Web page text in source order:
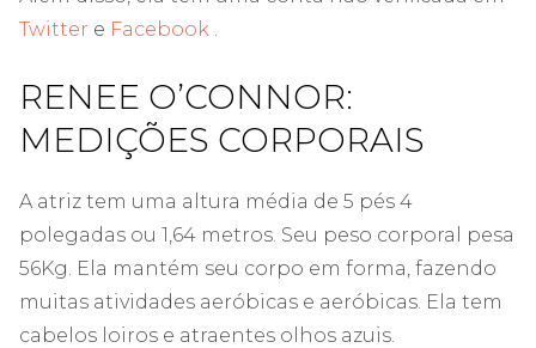
Twitter e Facebook
RENEE O’CONNOR:
MEDIÇÕES CORPORAIS
A atriz tem uma altura média de 5 pés 4
polegadas ou 1,64 metros. Seu peso corporal pesa
56Kg. Ela mantém seu corpo em forma, fazendo
muitas atividades aeróbicas e aeróbicas. Ela tem
cabelos loiros e atraentes olhos azuis.